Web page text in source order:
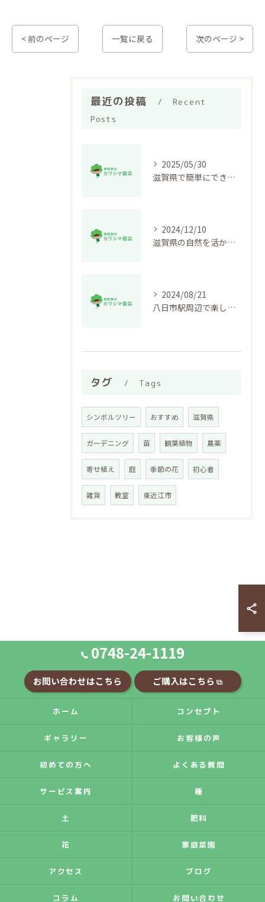
< 前のページ 一覧に戻る 次のページ >
最近の投稿
Recent
Posts
2025/05/30
滋賀県で簡単にできる暑さ対策ガーデニングのコツ
2024/12/10
滋賀県の自然を活かす！ガーデニングで心地よい庭作りの秘訣
2024/08/21
八日市駅周辺で楽しむ雨の日ガーデニング対策
タグ Tags
シンボルツリー おすすめ 滋賀県
ガーデニング 苗 観葉植物 農薬
寄せ植え 庭 季節の花 初心者
雑貨 教室 東近江市
0748-24-1119
お問い合わせはこちら ご購入はこちら
ホーム コンセプト
ギャラリー お客様の声
初めての方へ よくある質問
サービス案内 種
土 肥料
花 家庭菜園
アクセス ブログ
コラム お問い合わせ